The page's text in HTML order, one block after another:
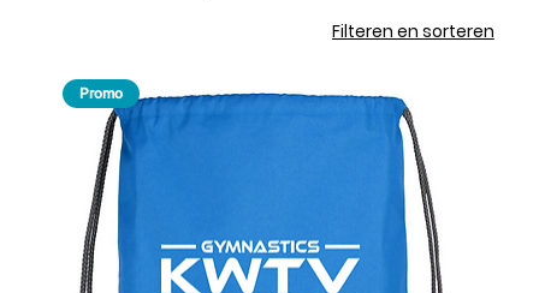
Filteren en sorteren
Promo